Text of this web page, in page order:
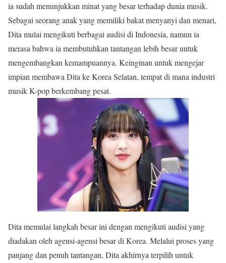
ia sudah menunjukkan minat yang besar terhadap dunia musik.
Sebagai seorang anak yang memiliki bakat menyanyi dan menari,
Dita mulai mengikuti berbagai audisi di Indonesia, namun ia
merasa bahwa ia membutuhkan tantangan lebih besar untuk
mengembangkan kemampuannya. Keinginan untuk mengejar
impian membawa Dita ke Korea Selatan, tempat di mana industri
musik K-pop berkembang pesat.
Dita memulai langkah besar ini dengan mengikuti audisi yang
diadakan oleh agensi-agensi besar di Korea. Melalui proses yang
panjang dan penuh tantangan, Dita akhirnya terpilih untuk